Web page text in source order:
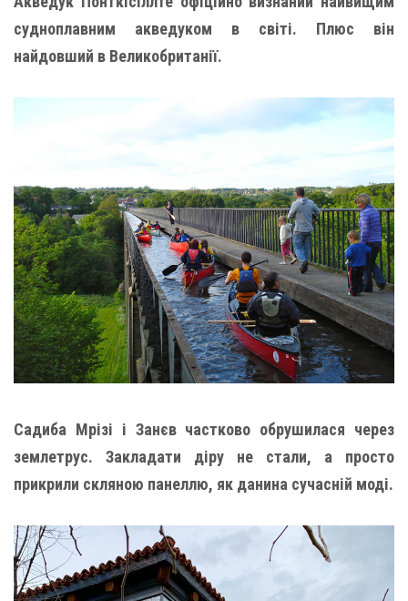
судноплавним акведуком в світі. Плюс він
найдовший в Великобританії.
Садиба Мрізі і Занєв частково обрушилася через
землетрус. Закладати діру не стали, а просто
прикрили скляною панеллю, як данина сучасній моді.